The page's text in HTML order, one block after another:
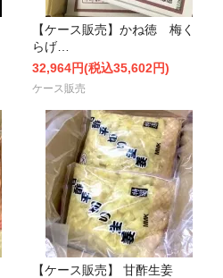
【ケース販売】かね徳 梅く
らげ…
32,964円(税込35,602円)
ケース販売
【ケース販売】 甘酢生姜